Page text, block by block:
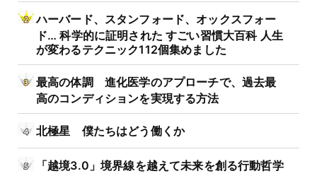
ハーバード、スタンフォード、オックスフォー
ド… 科学的に証明された すごい習慣大百科 人生
が変わるテクニック112個集めました
最高の体調 進化医学のアプローチで、過去最
高のコンディションを実現する方法
北極星 僕たちはどう働くか
「越境3.0」境界線を越えて未来を創る行動哲学